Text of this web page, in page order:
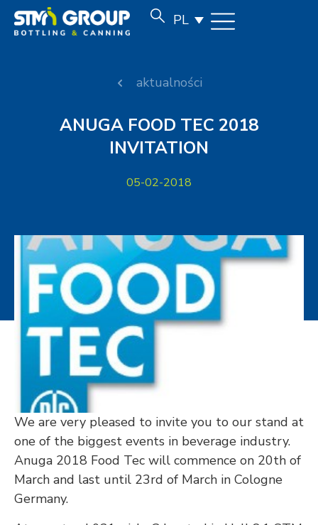
PL
aktualności
ANUGA FOOD TEC 2018
INVITATION
05-02-2018
We are very pleased to invite you to our stand at
one of the biggest events in beverage industry.
Anuga 2018 Food Tec will commence on 20th of
March and last until 23rd of March in Cologne
Germany.